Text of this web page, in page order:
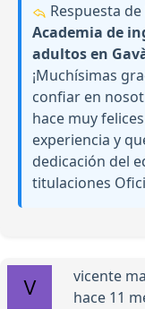
Respuesta de
Academia de
adultos en
¡Muchísimas
confiar en
hace muy
experiencia y
dedicación del
titulaciones
vicente
hace 11